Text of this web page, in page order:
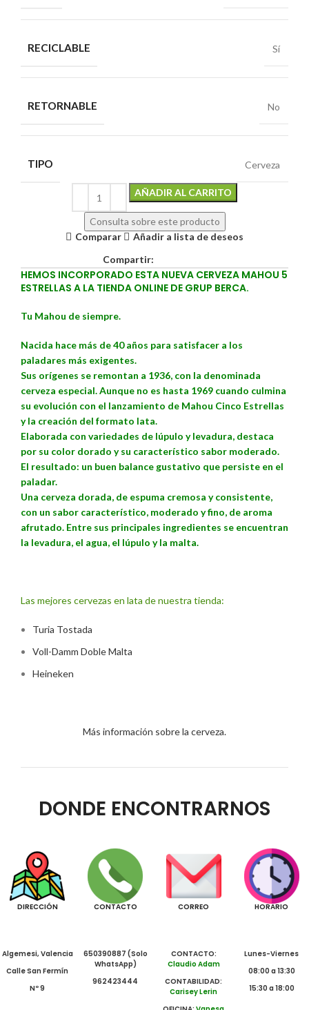
RECICLABLE Sí
RETORNABLE No
TIPO Cerveza
AÑADIR AL CARRITO
Consulta sobre este producto
Comparar
Añadir a lista de deseos
Compartir:
HEMOS INCORPORADO ESTA NUEVA CERVEZA MAHOU 5
ESTRELLAS A LA TIENDA ONLINE DE GRUP BERCA.
Tu Mahou de siempre.
Nacida hace más de 40 años para satisfacer a los
paladares más exigentes.
Sus orígenes se remontan a 1936, con la denominada
cerveza especial. Aunque no es hasta 1969 cuando culmina
su evolución con el lanzamiento de Mahou Cinco Estrellas
y la creación del formato lata.
Elaborada con variedades de lúpulo y levadura, destaca
por su color dorado y su característico sabor moderado.
El resultado: un buen balance gustativo que persiste en el
paladar.
Una cerveza dorada, de espuma cremosa y consistente,
con un sabor característico, moderado y fino, de aroma
afrutado. Entre sus principales ingredientes se encuentran
la levadura, el agua, el lúpulo y la malta.
Las mejores cervezas en lata de nuestra tienda:
Turia Tostada
Voll-Damm Doble Malta
Heineken
Más información sobre la cerveza.
DONDE ENCONTRARNOS
DIRECCIÓN
Algemesi, Valencia
Calle San Fermín
Nº 9
CONTACTO
650390887 (Solo
WhatsApp)
962423444
CORREO
CONTACTO:
Claudio Adam
CONTABILIDAD:
Carisey Lerin
HORARIO
Lunes-Viernes
08:00 a 13:30
15:30 a 18:00